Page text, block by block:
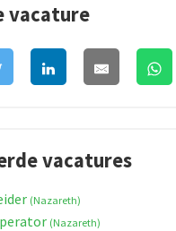
vacature
vacatures
(Nazareth)
(Nazareth)